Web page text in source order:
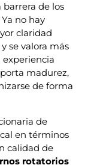
de los
no hay
claridad
se valora más
experiencia
madurez,
de forma
de
en términos
calidad de
rotatorios